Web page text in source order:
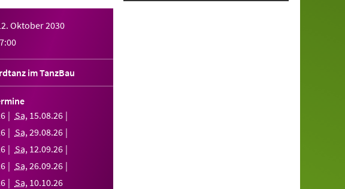
Oktober 2030
im TanzBau
Sa, 15.08.26
Sa,29.08.26
Sa, 12.09.26
Sa,26.09.26
Sa, 10.10.26